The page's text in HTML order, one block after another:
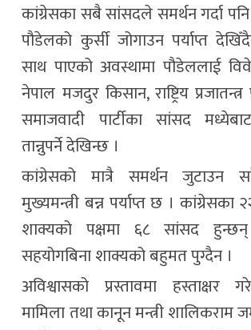
कांग्रेसका सबै सांसदले समर्थन गर्दा
पौडेलको कुर्सी जोगाउन पर्याप्त
साथ पाएको अवस्थामा पौडेललाई
नेपाल मजदुर किसान, राष्ट्रिय
समाजवादी पार्टीका सांसद
तान्नुपर्ने देखिन्छ ।
कांग्रेसको मात्रै समर्थन जुटाउन
मुख्यमन्त्री बन्न पर्याप्त छ । कांग्रेसका
शाक्यको पक्षमा ६८ सांसद
सहयोगबिना शाक्यको बहुमत पुग्दैन ।
अविश्वासको प्रस्तावमा हस्ताक्षर
मामिला तथा कानून मन्त्री शालिकराम